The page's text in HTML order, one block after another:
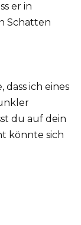
er in
Schatten
ich eines
du auf dein
könnte sich